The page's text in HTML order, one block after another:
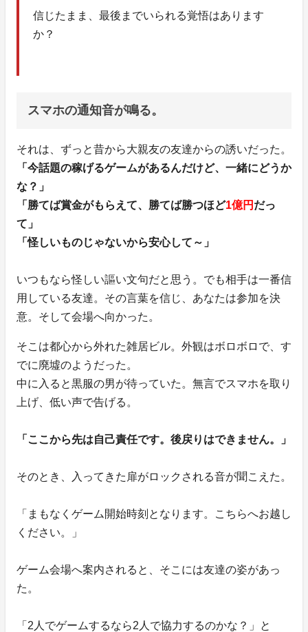
信じたまま、最後までいられる覚悟はあります
か？
スマホの通知音が鳴る。
それは、ずっと昔から大親友の友達からの誘いだった。
「今話題の稼げるゲームがあるんだけど、一緒にどうか
な？」
「勝てば賞金がもらえて、勝てば勝つほど1億円 だっ
て」
「怪しいものじゃないから安心して～」
いつもなら怪しい謳い文句だと思う。でも相手は一番信
用している友達。その言葉を信じ、あなたは参加を決
意。そして会場へ向かった。
そこは都心から外れた雑居ビル。外観はボロボロで、す
でに廃墟のようだった。
中に入ると黒服の男が待っていた。無言でスマホを取り
上げ、低い声で告げる。
「ここから先は自己責任です。後戻りはできません。」
そのとき、入ってきた扉がロックされる音が聞こえた。
「まもなくゲーム開始時刻となります。こちらへお越し
ください。」
ゲーム会場へ案内されると、そこには友達の姿があっ
た。
「2人でゲームするなら2人で協力するのかな？」と